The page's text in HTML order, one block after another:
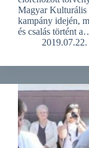
Magyar Kulturális
kampány idején,
és csalás történt
2019.07.22.